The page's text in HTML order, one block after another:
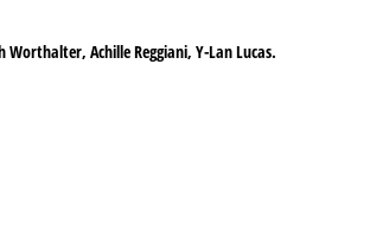
Achille Reggiani, Y-Lan Lucas.